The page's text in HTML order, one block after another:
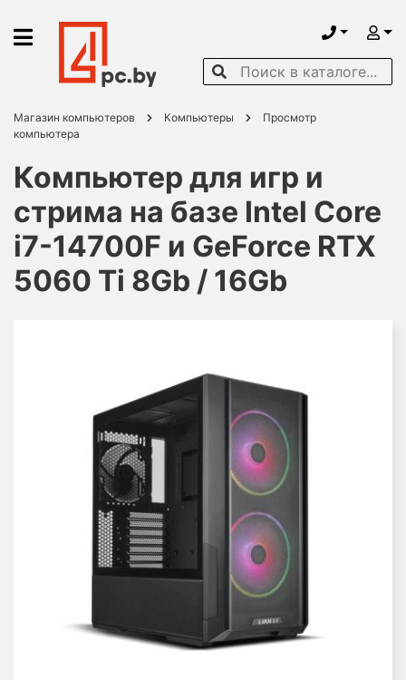
Магазин компьютеров Компьютеры
Просмотр
компьютера
Компьютер для игр и
стрима на базе Intel Core
i7-14700F и GeForce RTX
5060 Ti 8Gb / 16Gb